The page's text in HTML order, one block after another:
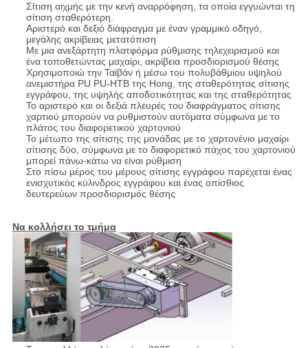
Σίτιση αιχμής με την κενή αναρρόφηση, τα οποία εγγυώνται τη
σίτιση σταθερότερη.
Αριστερό και δεξιό διάφραγμα με έναν γραμμικό οδηγό,
μεγάλης ακρίβειας μετατόπιση
Με μια ανεξάρτητη πλατφόρμα ρύθμισης τηλεχειρισμού και
ένα τοποθετώντας μαχαίρι, ακρίβεια προσδιορισμού θέσης
Χρησιμοποιώ την Ταϊβάν ή μέσω του πολυβάθμιου υψηλού
ανεμιστήρα PU PU-HTB της Hong, της σταθερότητας σίτισης
εγγράφου, της υψηλής αποδοτικότητας και της σταθερότητας
Το αριστερό και οι δεξιά πλευρές του διαφράγματος σίτισης
χαρτιού μπορούν να ρυθμιστούν αυτόματα σύμφωνα με το
πλάτος του διαφορετικού χαρτονιού
Το μέτωπο της σίτισης της μονάδας με το χαρτονένιο μαχαίρι
σίτισης δύο, σύμφωνα με το διαφορετικό πάχος του χαρτονιού
μπορεί πάνω-κάτω να είναι ρύθμιση
Στο πίσω μέρος του μέρους σίτισης εγγράφου παρέχεται ένας
ενισχυτικός κύλινδρος εγγράφου και ένας οπίσθιος
δευτερεύων προσδιορισμός θέσης
Να κολλήσει το τμήμα